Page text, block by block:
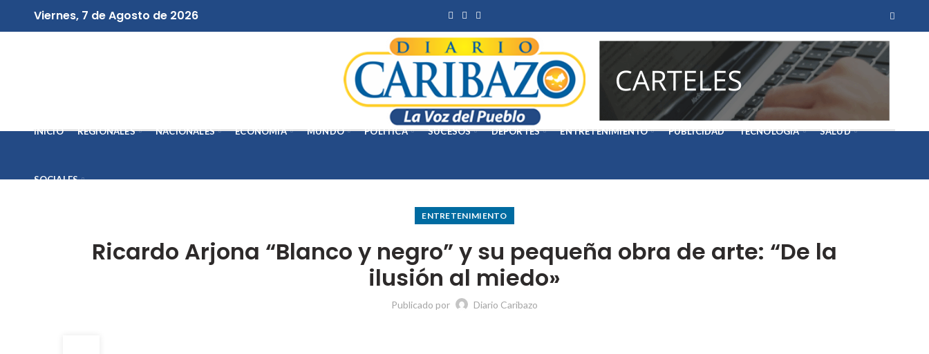
Viernes, 7 de Agosto de 2026
INICIO REGIONALES NACIONALES ECONOMÍA MUNDO POLÍTICA SUCESOS DEPORTES ENTRETENIMIENTO PUBLICIDAD TECNOLOGÍA SALUD
SOCIALES
ENTRETENIMIENTO
Ricardo Arjona “Blanco y negro” y su pequeña obra de arte: “De la
ilusión al miedo»
Publicado por Diario Caribazo